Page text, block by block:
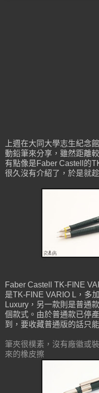
上週在大同大學志生紀念
動鉛筆來分享，雖然距離
有點像是Faber Castell的
很久沒有介紹了，於是就
Faber Castell TK-FINE
是TK-FINE VARIO L，多
Luxury，另一款則是普通
個款式。由於普通款已停
到，要收藏普通版的話只
筆夾很樸素，沒有廠徽或
來的橡皮擦